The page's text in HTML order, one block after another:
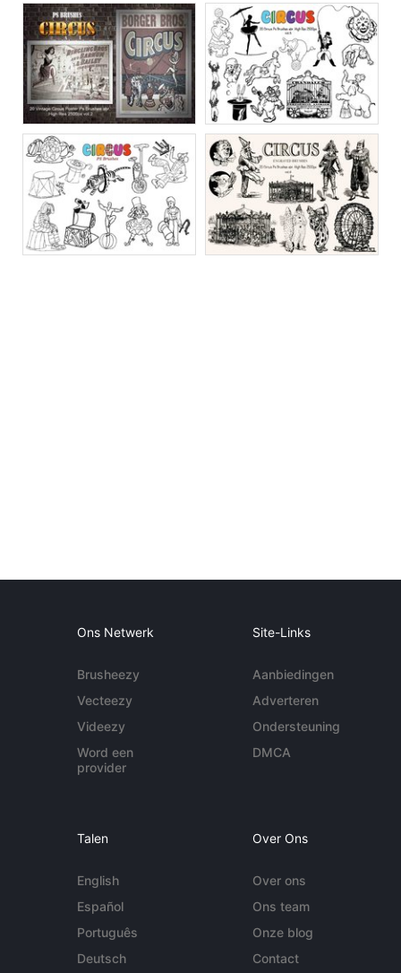
Ons Netwerk
Brusheezy
Vecteezy
Videezy
Word een
provider
Site-Links
Aanbiedingen
Adverteren
Ondersteuning
DMCA
Talen
English
Español
Português
Deutsch
Over Ons
Over ons
Ons team
Onze blog
Contact